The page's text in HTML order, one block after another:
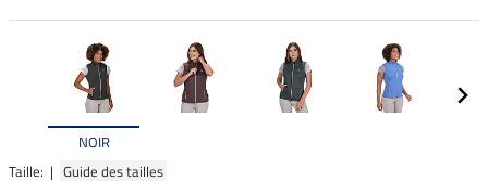
NOIR
Taille: | Guide des tailles